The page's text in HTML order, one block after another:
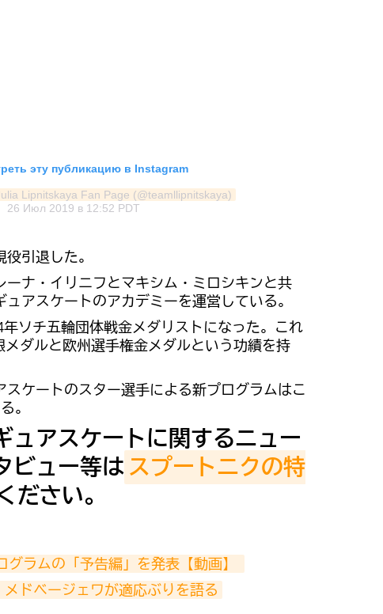
эту публикацию в Instagram
Lipnitskaya Fan Page (@teamllipnitskaya)
26 Июл 2019 в 12:52 PDT
引退した。
ーナ・イリニフとマキシム・ミロシキンと共
アスケートのアカデミーを運営している。
年ソチ五輪団体戦金メダリストになった。これ
メダルと欧州選手権金メダルという功績を持
スケートのスター選手による新プログラムはこ
。
ュアスケートに関するニュー
ビュー等はスプートニクの特
ださい。
グラムの「予告編」を発表【動画】
ドベージェワが適応ぶりを語る